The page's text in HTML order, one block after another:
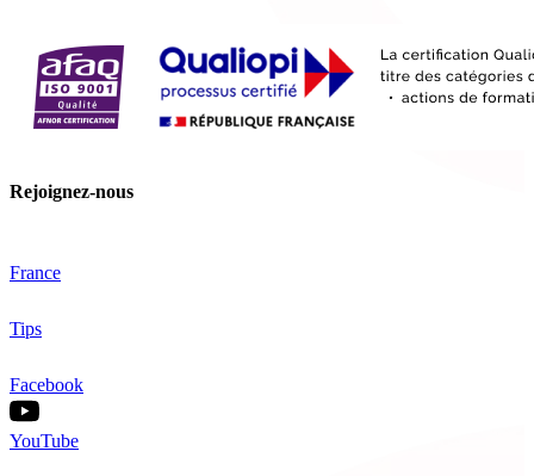
Rejoignez-nous
France
Tips
Facebook
YouTube